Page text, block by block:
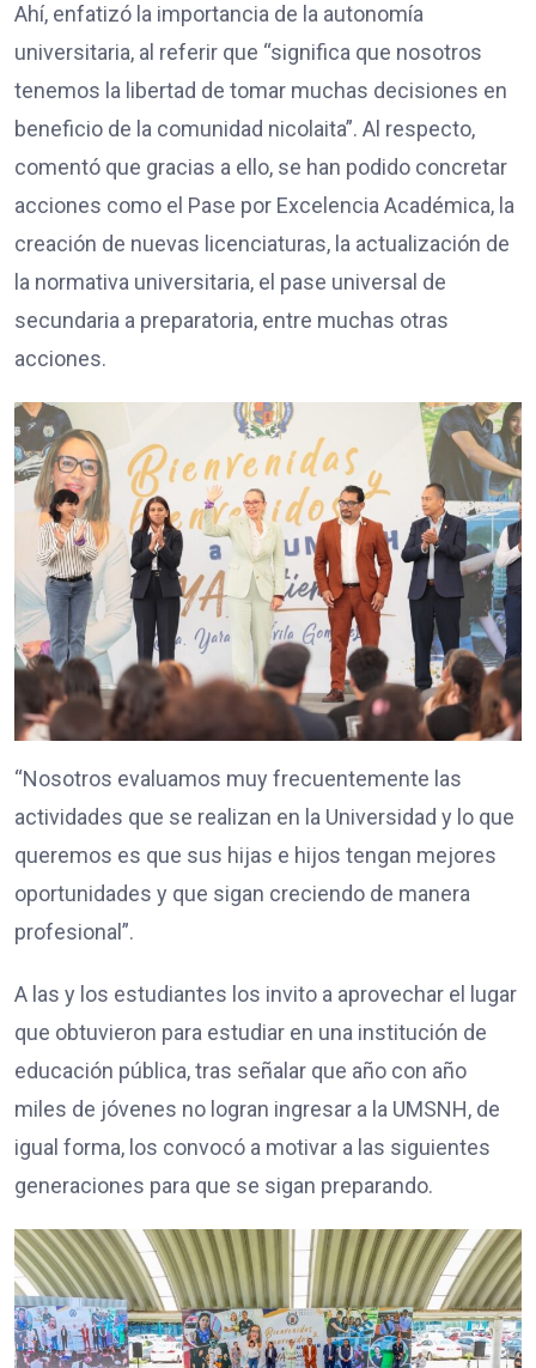
Ahí, enfatizó la importancia de la autonomía
universitaria, al referir que “significa que nosotros
tenemos la libertad de tomar muchas decisiones en
beneficio de la comunidad nicolaita”. Al respecto,
comentó que gracias a ello, se han podido concretar
acciones como el Pase por Excelencia Académica, la
creación de nuevas licenciaturas, la actualización de
la normativa universitaria, el pase universal de
secundaria a preparatoria, entre muchas otras
acciones.
“Nosotros evaluamos muy frecuentemente las
actividades que se realizan en la Universidad y lo que
queremos es que sus hijas e hijos tengan mejores
oportunidades y que sigan creciendo de manera
profesional”.
A las y los estudiantes los invito a aprovechar el lugar
que obtuvieron para estudiar en una institución de
educación pública, tras señalar que año con año
miles de jóvenes no logran ingresar a la UMSNH, de
igual forma, los convocó a motivar a las siguientes
generaciones para que se sigan preparando.